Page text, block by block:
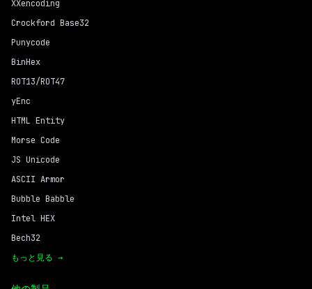
XXencoding
Crockford Base32
Punycode
BinHex
ROT13/ROT47
yEnc
HTML Entity
Morse Code
JS Unicode
ASCII Armor
Bubble Babble
Intel HEX
Bech32
もっと見る →